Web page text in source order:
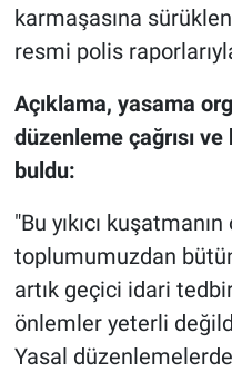
karmaşasına
resmi polis
Açıklama, yasama
düzenleme çağrısı ve
buldu:
"Bu yıkıcı
toplumumuzdan
artık geçici idari
önlemler yeterli
Yasal